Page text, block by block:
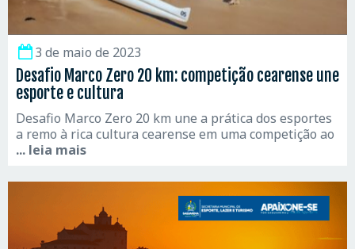
3 de maio de 2023
Desafio Marco Zero 20 km: competição cearense une
esporte e cultura
Desafio Marco Zero 20 km une a prática dos esportes
a remo à rica cultura cearense em uma competição ao
... leia mais